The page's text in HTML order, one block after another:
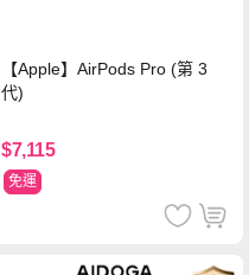
【Apple】AirPods Pro (第 3
代)
$7,115
免運